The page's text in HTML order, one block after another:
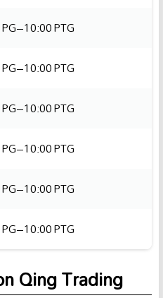
PTG
PTG
PTG
PTG
PTG
PTG
Qing Trading